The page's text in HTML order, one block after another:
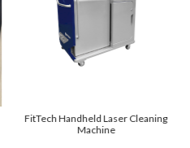
FitTech Handheld Laser Cleaning
Machine